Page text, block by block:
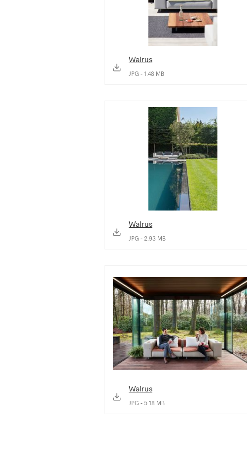
Walrus
JPG - 1.48 MB
Walrus
JPG - 2.93 MB
Walrus
JPG - 5.18 MB